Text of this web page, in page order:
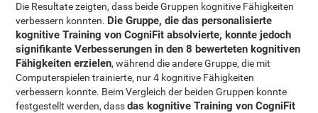
Die Resultate zeigten, dass beide Gruppen kognitive Fähigkeiten
verbessern konnten. Die Gruppe, die das personalisierte
kognitive Training von CogniFit absolvierte, konnte jedoch
signifikante Verbesserungen in den 8 bewerteten kognitiven
Fähigkeiten erzielen, während die andere Gruppe, die mit
Computerspielen trainierte, nur 4 kognitive Fähigkeiten
verbessern konnte. Beim Vergleich der beiden Gruppen konnte
festgestellt werden, dassdas kognitive Training von CogniFit